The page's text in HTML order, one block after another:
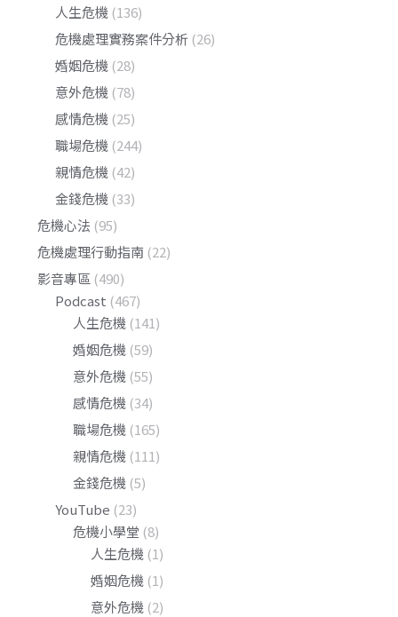
人生危機 (136)
危機處理實務案件分析 (26)
婚姻危機 (28)
意外危機 (78)
感情危機 (25)
職場危機 (244)
親情危機 (42)
金錢危機 (33)
危機心法 (95)
危機處理行動指南 (22)
影音專區 (490)
Podcast (467)
人生危機 (141)
婚姻危機 (59)
意外危機 (55)
感情危機 (34)
職場危機 (165)
親情危機 (111)
金錢危機 (5)
YouTube (23)
危機小學堂 (8)
人生危機 (1)
婚姻危機 (1)
意外危機 (2)